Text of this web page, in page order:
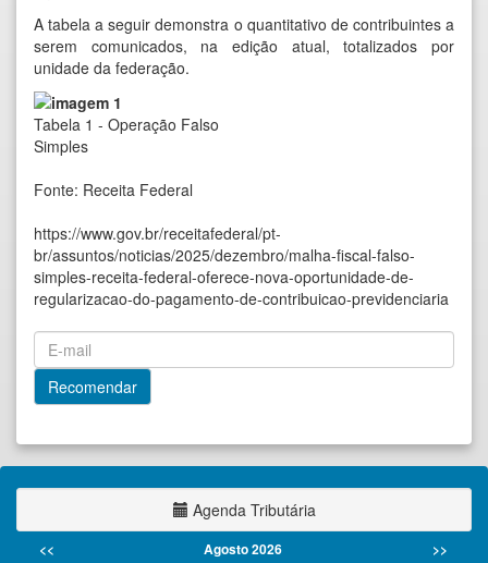
A tabela a seguir demonstra o quantitativo de contribuintes a
serem comunicados, na edição atual, totalizados por
unidade da federação.
Tabela 1 - Operação Falso
Simples
Fonte: Receita Federal
https://www.gov.br/receitafederal/pt-
br/assuntos/noticias/2025/dezembro/malha-fiscal-falso-
simples-receita-federal-oferece-nova-oportunidade-de-
regularizacao-do-pagamento-de-contribuicao-previdenciaria
Agenda Tributária
<< Agosto 2026
>>